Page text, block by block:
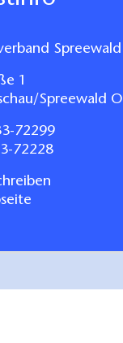
Spreewald
1
Spreewald
72299
72228